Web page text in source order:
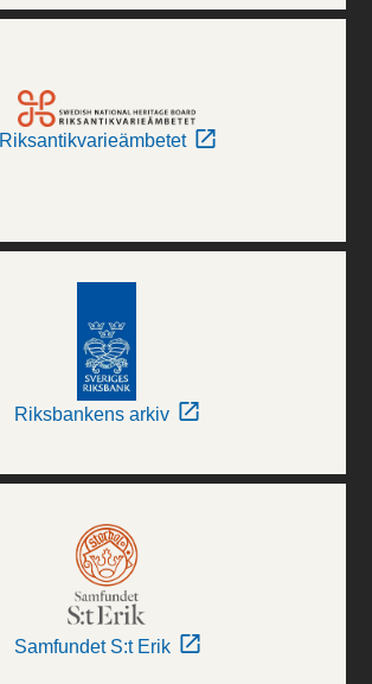
Riksantikvarieämbetet
Riksbankens arkiv
Samfundet S:t Erik